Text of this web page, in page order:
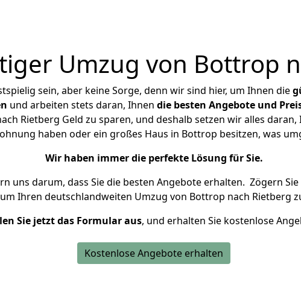
Umzug von Bottrop
sein, aber keine Sorge, denn wir sind hier, um Ihnen die
und arbeiten stets daran, Ihnen die besten Angebote und
Rietberg Geld zu sparen, und deshalb setzen wir alles
haben oder ein großes Haus in Bottrop besitzen, was
Wir haben immer die perfekte Lösung für Sie.
uns darum, dass Sie die besten Angebote erhalten. Zögern
Ihren deutschlandweiten Umzug von Bottrop nach Rietberg
Sie jetzt das Formular aus, und erhalten Sie kostenlose
Kostenlose Angebote erhalten